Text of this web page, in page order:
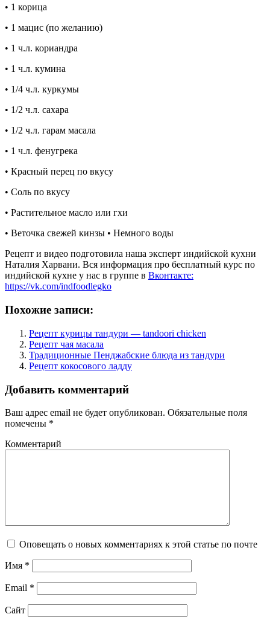
• 1 корица
• 1 мацис (по желанию)
• 1 ч.л. кориандра
• 1 ч.л. кумина
• 1/4 ч.л. куркумы
• 1/2 ч.л. сахара
• 1/2 ч.л. гарам масала
• 1 ч.л. фенугрека
• Красный перец по вкусу
• Соль по вкусу
• Растительное масло или гхи
• Веточка свежей кинзы • Немного воды
Рецепт и видео подготовила наша эксперт индийской кухни
Наталия Харвани. Вся информация про бесплатный курс по
индийской кухне у нас в группе в Вконтакте:
https://vk.com/indfoodlegko
Похожие записи:
Рецепт курицы тандури — tandoori chicken
Рецепт чая масала
Традиционные Пенджабские блюда из тандури
Рецепт кокосового ладду
Добавить комментарий
Ваш адрес email не будет опубликован. Обязательные поля
помечены *
Комментарий
Оповещать о новых комментариях к этой статье по почте
Имя *
Email *
Сайт